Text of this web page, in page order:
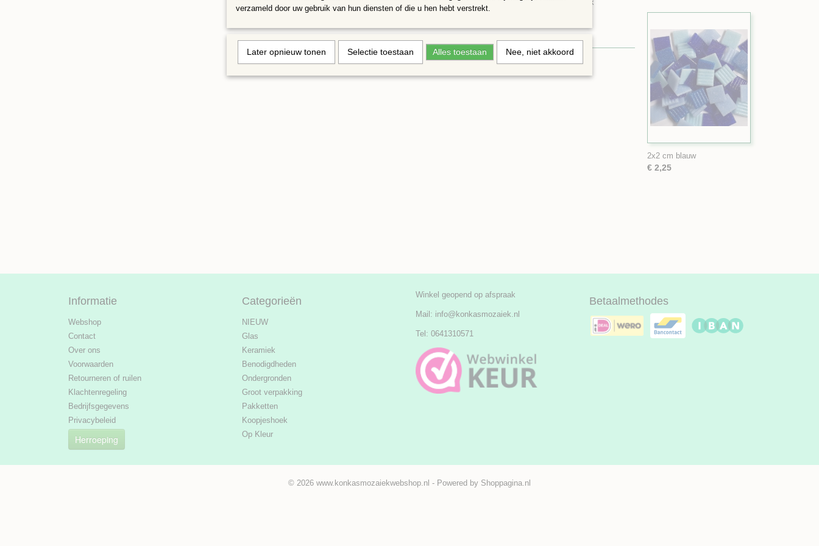
Omdat de afmetingen van de stukjes variëren kunnen de aantallen in een bakje ook
verschillen, kleuren kunnen iets afwijken van de foto
2x2 cm blauw
€ 2,25
Informatie
Webshop
Contact
Over ons
Voorwaarden
Retourneren of ruilen
Klachtenregeling
Bedrijfsgegevens
Privacybeleid
Herroeping
Categorieën
NIEUW
Glas
Keramiek
Benodigdheden
Ondergronden
Groot verpakking
Pakketten
Koopjeshoek
Op Kleur
Winkel geopend op afspraak
Mail: info@konkasmozaiek.nl
Tel: 0641310571
Betaalmethodes
© 2026 www.konkasmozaiekwebshop.nl - Powered by Shoppagina.nl
verzameld door uw gebruik van hun diensten of die u hen hebt verstrekt.
Later opnieuw tonen Selectie toestaan Alles toestaan Nee, niet akkoord